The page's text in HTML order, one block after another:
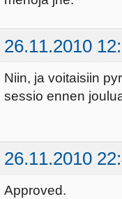
26.11.2010
Niin, ja voitaisiin
sessio ennen
26.11.2010
Approved.